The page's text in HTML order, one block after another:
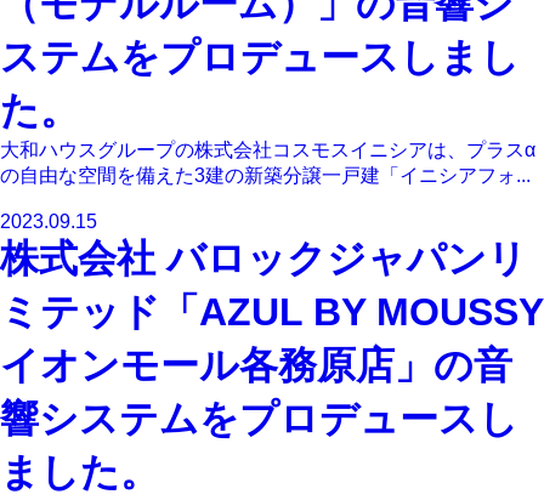
ステムをプロデュースしまし
た。
大和ハウスグループの株式会社コスモスイニシアは、プラスα
の自由な空間を備えた3建の新築分譲一戸建「イニシアフォ...
2023.09.15
株式会社 バロックジャパンリ
ミテッド「AZUL BY MOUSSY
イオンモール各務原店」の音
響システムをプロデュースし
ました。